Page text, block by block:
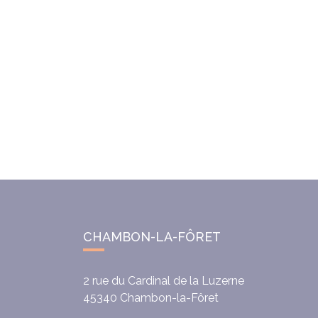
CHAMBON-LA-FÔRET
2 rue du Cardinal de la Luzerne
45340 Chambon-la-Fôret